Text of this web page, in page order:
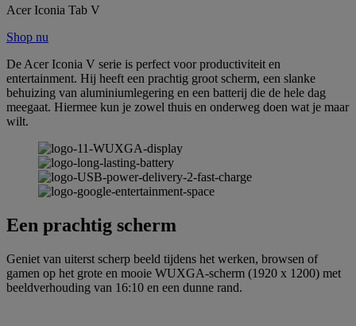
Acer Iconia Tab V
Shop nu
De Acer Iconia V serie is perfect voor productiviteit en
entertainment. Hij heeft een prachtig groot scherm, een slanke
behuizing van aluminiumlegering en een batterij die de hele dag
meegaat. Hiermee kun je zowel thuis en onderweg doen wat je maar
wilt.
Een prachtig scherm
Geniet van uiterst scherp beeld tijdens het werken, browsen of
gamen op het grote en mooie WUXGA-scherm (1920 x 1200) met
beeldverhouding van 16:10 en een dunne rand.